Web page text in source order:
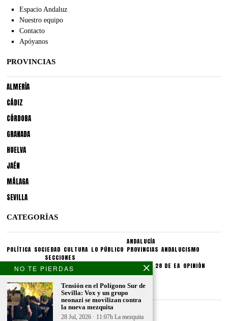
Espacio Andaluz
Nuestro equipo
Contacto
Apóyanos
PROVINCIAS
ALMERÍA
CÁDIZ
CÓRDOBA
GRANADA
HUELVA
JAÉN
MÁLAGA
SEVILLA
CATEGORÍAS
POLÍTICA SOCIEDAD CULTURA LO PÚBLICO
ANDALUCÍA
PROVINCIAS ANDALUCISMO
SINDICATOS
SECCIONES
CRONIQUEA
LAS 28 DE EA OPINIÓN
CONDICIONES LEGALES
Aviso legal
NO TE PIERDAS
Tensión en el Polígono Sur de
Sevilla: Vox y un grupo
neonazi se movilizan contra
la nueva mezquita
28 Jul, 2026 · 11:07h La mezquita